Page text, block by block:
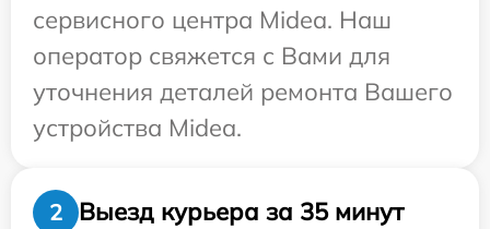
сервисного центра Midea. Наш
оператор свяжется с Вами для
уточнения деталей ремонта Вашего
устройства Midea.
2
Выезд курьера за 35 минут